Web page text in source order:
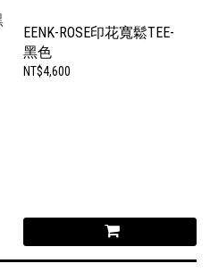
EENK-ROSE印花寬鬆TEE-
黑色
NT$4,600